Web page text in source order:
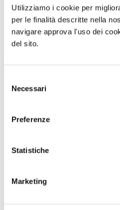
Utilizziamo i cookie per
per le finalità descritte nella
navigare approva l'uso dei
del sito.
delNecessari
Preferenze
Statistiche
Marketing